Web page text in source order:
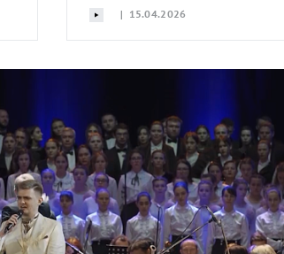
| 15.04.2026